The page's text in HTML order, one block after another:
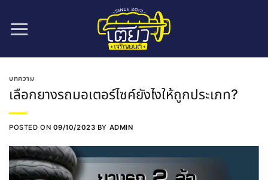
บทความ
เลือกยางรถมอเตอร์ไซค์ยังไงให้ถูกประเภท?
POSTED ON 09/10/2023 BY ADMIN